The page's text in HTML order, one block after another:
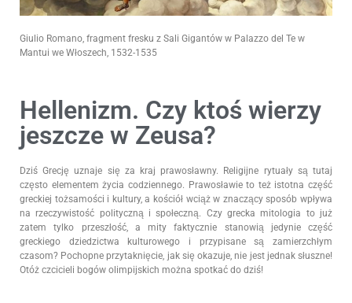
Giulio Romano, fragment fresku z Sali Gigantów w Palazzo del Te w
Mantui we Włoszech, 1532-1535
Hellenizm. Czy ktoś wierzy
jeszcze w Zeusa?
Dziś Grecję uznaje się za kraj prawosławny. Religijne rytuały są tutaj
często elementem życia codziennego. Prawosławie to też istotna część
greckiej tożsamości i kultury, a kościół wciąż w znaczący sposób wpływa
na rzeczywistość polityczną i społeczną. Czy grecka mitologia to już
zatem tylko przeszłość, a mity faktycznie stanowią jedynie część
greckiego dziedzictwa kulturowego i przypisane są zamierzchłym
czasom? Pochopne przytaknięcie, jak się okazuje, nie jest jednak słuszne!
Otóż czcicieli bogów olimpijskich można spotkać do dziś!